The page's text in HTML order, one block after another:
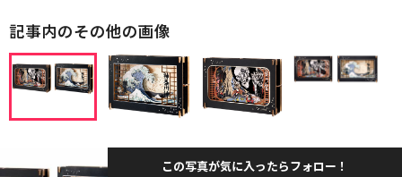
記事内のその他の画像
この写真が気に入ったらフォロー！